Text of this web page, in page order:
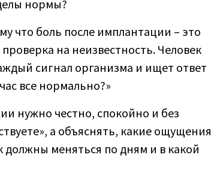
нормы?
что боль после имплантации – это
на неизвестность. Человек
сигнал организма и ищет ответ
все нормально?»
нужно честно, спокойно и без
а объяснять, какие ощущения
меняться по дням и в какой